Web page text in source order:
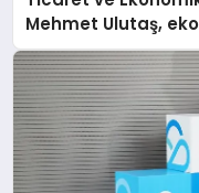
Mehmet Ulutaş,
açıklamada